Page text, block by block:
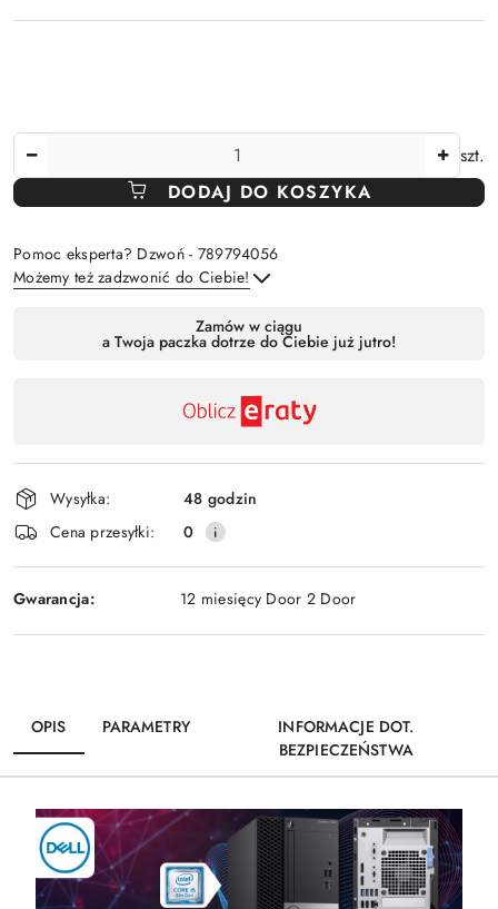
szt.
DODAJ DO KOSZYKA
Pomoc eksperta? Dzwoń - 789794056
Możemy też zadzwonić do Ciebie!
Zamów w ciągu
a Twoja paczka dotrze do Ciebie już jutro!
Wysyłka:
48 godzin
Cena przesyłki:
0
Gwarancja: 12 miesięcy Door 2 Door
OPIS PARAMETRY
INFORMACJE DOT.
BEZPIECZEŃSTWA